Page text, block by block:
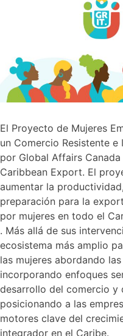
El Proyecto de Mujeres
un Comercio Resistente
por Global Affairs
Caribbean Export. El
aumentar la
preparación para la
por mujeres en todo el
. Más allá de sus
ecosistema más amplio
las mujeres abordando
incorporando enfoques
desarrollo del comercio y
posicionando a las
motores clave del
integrador en el Caribe.